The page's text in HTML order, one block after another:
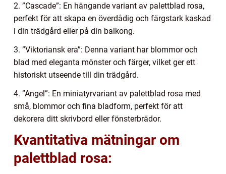
2. ”Cascade”: En hängande variant av palettblad rosa,
perfekt för att skapa en överdådig och färgstark kaskad
i din trädgård eller på din balkong.
3. ”Viktoriansk era”: Denna variant har blommor och
blad med eleganta mönster och färger, vilket ger ett
historiskt utseende till din trädgård.
4. ”Angel”: En miniatyrvariant av palettblad rosa med
små, blommor och fina bladform, perfekt för att
dekorera ditt skrivbord eller fönsterbrädor.
Kvantitativa mätningar om
palettblad rosa: